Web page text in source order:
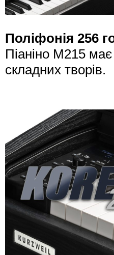
Поліфонія 256
Піаніно M215
складних творів.